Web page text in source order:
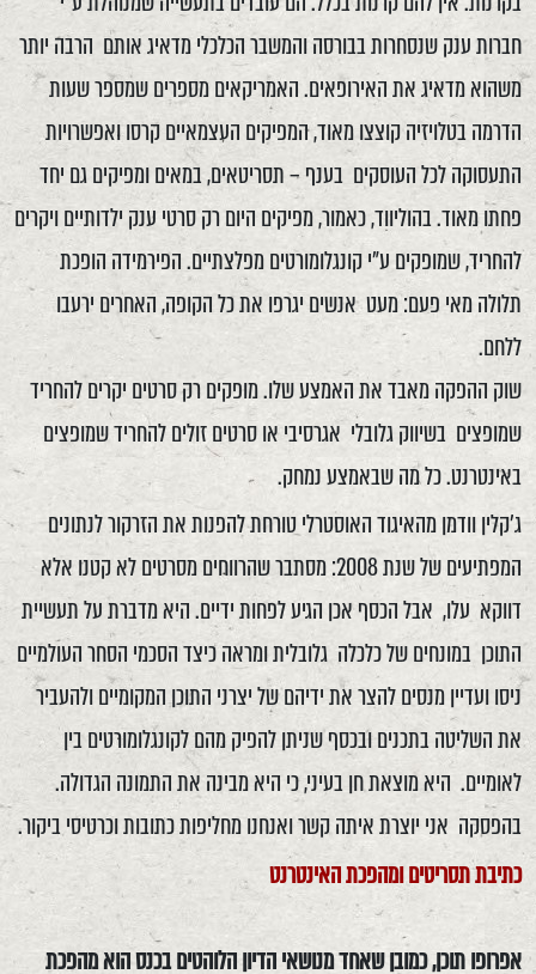
חברות ענק שנסחרות בבורסה והמשבר הכלכלי מדאיג אותם הרבה יותר
משהוא מדאיג את האירופאים. האמריקאים מספרים שמספר שעות
הדרמה בטלויזיה קוצצו מאוד, המפיקים העצמאיים קרסו ואפשרויות
התעסוקה לכל העוסקים בענף – תסריטאים, במאים ומפיקים גם יחד
פחתו מאוד. בהוליווד, כאמור, מפיקים היום רק סרטי ענק ילדותיים ויקרים
להחריד, שמופקים ע"י קונגלומורטים מפלצתיים. הפירמידה הופכת
תלולה מאי פעם: מעט אנשים יגרפו את כל הקופה, האחרים ירעבו
ללחם.
שוק ההפקה מאבד את האמצע שלו. מופקים רק סרטים יקרים להחריד
שמופצים בשיווק גלובלי אגרסיבי או סרטים זולים להחריד שמופצים
באינטרנט. כל מה שבאמצע נמחק.
ג'קלין וודמן מהאיגוד האוסטרלי טורחת להפנות את הזרקור לנתונים
המפתיעים של שנת 2008: מסתבר שהרווחים מסרטים לא קטנו אלא
דווקא עלו, אבל הכסף אכן הגיע לפחות ידיים. היא מדברת על תעשיית
התוכן במונחים של כלכלה גלובלית ומראה כיצד הסכמי הסחר העולמיים
ניסו ועדיין מנסים להצר את ידיהם של יצרני התוכן המקומיים ולהעביר
את השליטה בתכנים ובכסף שניתן להפיק מהם לקונגלומורטים בין
לאומיים. היא מוצאת חן בעיני, כי היא מבינה את התמונה הגדולה.
בהפסקה אני יוצרת איתה קשר ואנחנו מחליפות כתובות וכרטיסי ביקור.
כתיבת תסריטים ומהפכת האינטרנט
אפרופו תוכן, כמובן שאחד מנושאי הדיון הלוהטים בכנס הוא מהפכת